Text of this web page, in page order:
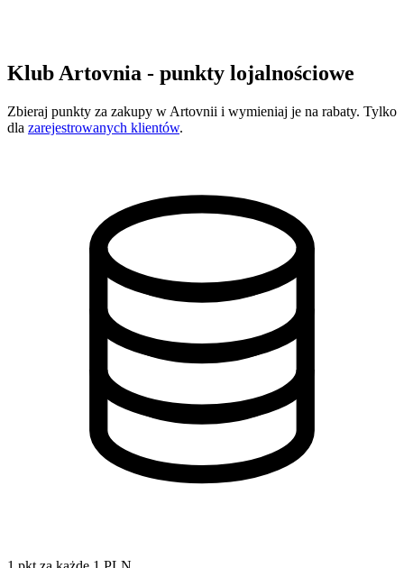
Klub Artovnia - punkty lojalnościowe
Zbieraj punkty za zakupy w Artovnii i wymieniaj je na rabaty. Tylko
dla zarejestrowanych klientów.